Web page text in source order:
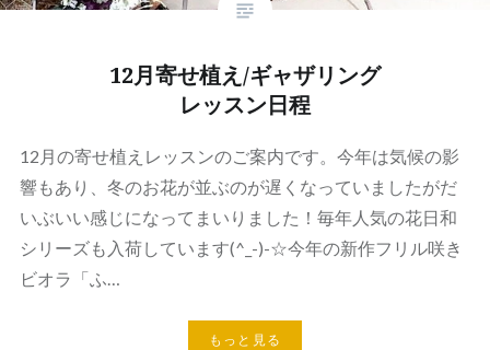
12月寄せ植え/ギャザリング
レッスン日程
12月の寄せ植えレッスンのご案内です。今年は気候の影
響もあり、冬のお花が並ぶのが遅くなっていましたがだ
いぶいい感じになってまいりました！毎年人気の花日和
シリーズも入荷しています(^_-)-☆今年の新作フリル咲き
ビオラ「ふ…
もっと見る